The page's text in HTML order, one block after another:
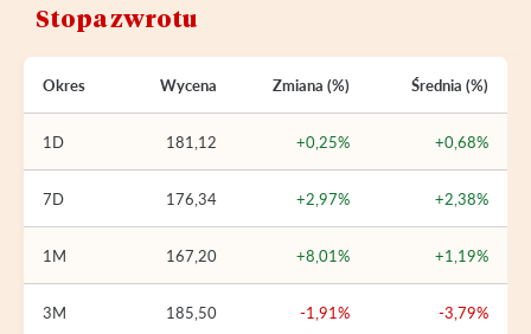
Stopa zwrotu
Okres Wycena Zmiana (%) Średnia (%)
1D 181,12 +0,25% +0,68%
7D 176,34 +2,97% +2,38%
1M 167,20 +8,01% +1,19%
3M 185,50 -1,91% -3,79%